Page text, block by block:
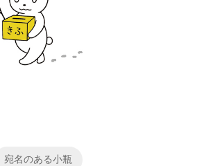
宛名のある小瓶